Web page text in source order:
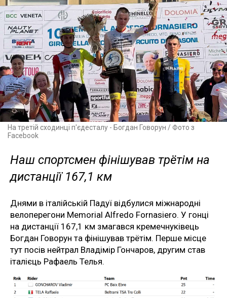
На третій сходинці п'єдесталу - Богдан Говорун / Фото з
Facebook
Наш спортсмен фінішував трётім на
дистанції 167,1 км
Днями в італійській Падуї відбулися міжнародні
велоперегони Memorial Alfredo Fornasiero. У гонці
на дистанції 167,1 км змагався кремечнуківець
Богдан Говорун та фінішував трётім. Перше місце
тут посів нейтрал Владімір Гончаров, другим став
італієць Рафаель Телья.